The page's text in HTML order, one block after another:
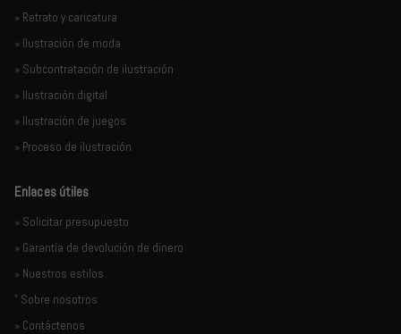
» Retrato y caricatura
» Ilustración de moda
» Subcontratación de ilustración
» Ilustración digital
» Ilustración de juegos
» Proceso de ilustración
Enlaces útiles
» Solicitar presupuesto
» Garantía de devolución de dinero
» Nuestros estilos
" Sobre nosotros
» Contáctenos